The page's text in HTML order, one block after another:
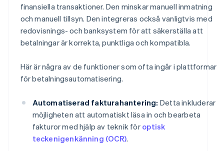
finansiella transaktioner. Den minskar manuell inmatning
och manuell tillsyn. Den integreras också vanligtvis med
redovisnings- och banksystem för att säkerställa att
betalningar är korrekta, punktliga och kompatibla.
Här är några av de funktioner som ofta ingår i plattformar
för betalningsautomatisering.
Automatiserad fakturahantering: Detta inkluderar
möjligheten att automatiskt läsa in och bearbeta
fakturor med hjälp av teknik för optisk
teckenigenkänning (OCR).